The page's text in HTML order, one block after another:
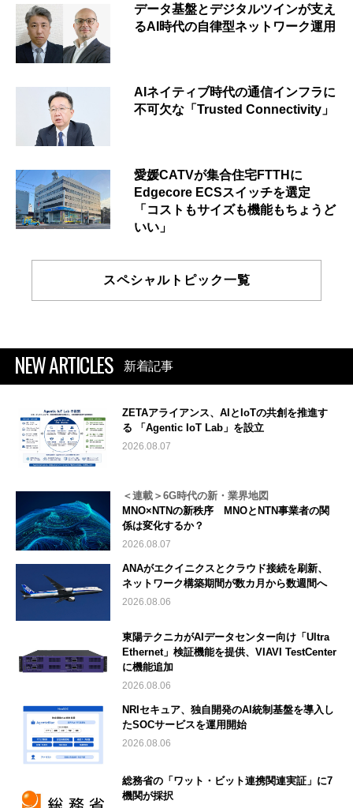
データ基盤とデジタルツインが支え
るAI時代の自律型ネットワーク運用
AIネイティブ時代の通信インフラに
不可欠な「Trusted Connectivity」
愛媛CATVが集合住宅FTTHに
Edgecore ECSスイッチを選定
「コストもサイズも機能もちょうど
いい」
スペシャルトピック一覧
NEW ARTICLES 新着記事
ZETAアライアンス、AIとIoTの共創を推進す
る 「Agentic IoT Lab」を設立
2026.08.07
＜連載＞6G時代の新・業界地図
MNO×NTNの新秩序 MNOとNTN事業者の関
係は変化するか？
2026.08.07
ANAがエクイニクスとクラウド接続を刷新、
ネットワーク構築期間が数カ月から数週間へ
2026.08.06
東陽テクニカがAIデータセンター向け「Ultra
Ethernet」検証機能を提供、VIAVI TestCenter
に機能追加
2026.08.06
NRIセキュア、独自開発のAI統制基盤を導入し
たSOCサービスを運用開始
2026.08.06
総務省の「ワット・ビット連携関連実証」に7
機関が採択